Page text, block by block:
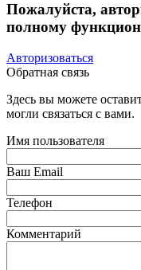
Пожалуйста,
полному
Авторизоваться
Обратная связь
Здесь вы можете
могли связаться с вами.
Имя пользователя
Ваш Email
Телефон
Комментарий